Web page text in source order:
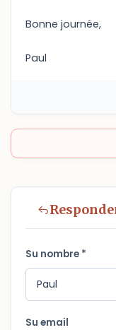
Bonne journée,
Paul
Su nombre *
Su email